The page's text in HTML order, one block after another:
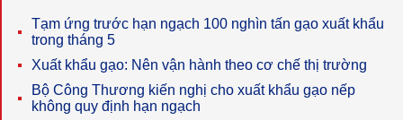
Tạm ứng trước hạn ngạch 100 nghìn tấn gạo xuất khẩu
trong tháng 5
Xuất khẩu gạo: Nên vận hành theo cơ chế thị trường
Bộ Công Thương kiến nghị cho xuất khẩu gạo nếp
không quy định hạn ngạch